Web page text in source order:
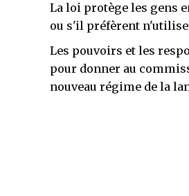
La loi protège les gens
ou s'il préfèrent
Les pouvoirs et les
pour donner au
nouveau régime de la